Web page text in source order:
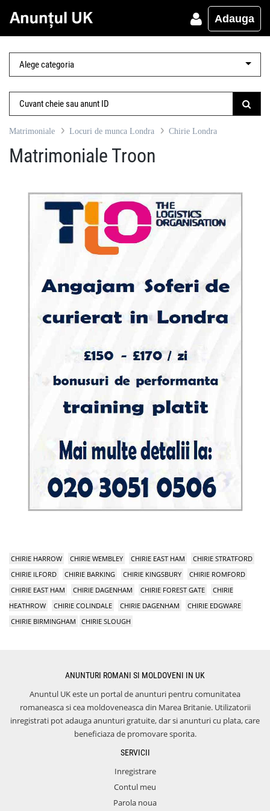
Adauga
Matrimoniale Locuri de munca Londra Chirie Londra
Matrimoniale Troon
CHIRIE HARROW CHIRIE WEMBLEY CHIRIE EAST HAM
CHIRIE STRATFORD
CHIRIE ILFORD
CHIRIE BARKING CHIRIE KINGSBURY
CHIRIE ROMFORD
CHIRIE EAST HAM
CHIRIE DAGENHAM CHIRIE FOREST GATE
CHIRIE
HEATHROW
CHIRIE COLINDALE CHIRIE DAGENHAM
CHIRIE EDGWARE
CHIRIE BIRMINGHAM
CHIRIE SLOUGH
ANUNTURI ROMANI SI MOLDOVENI IN UK
Anuntul UK este un portal de anunturi pentru comunitatea
romaneasca si cea moldoveneasca din Marea Britanie. Utilizatorii
inregistrati pot adauga anunturi gratuite, dar si anunturi cu plata, care
beneficiaza de promovare sporita.
SERVICII
Inregistrare
Contul meu
Parola noua